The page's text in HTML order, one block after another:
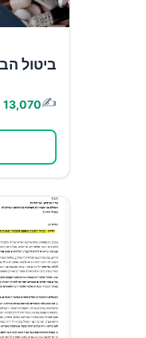
ביטול
✍️
13,070